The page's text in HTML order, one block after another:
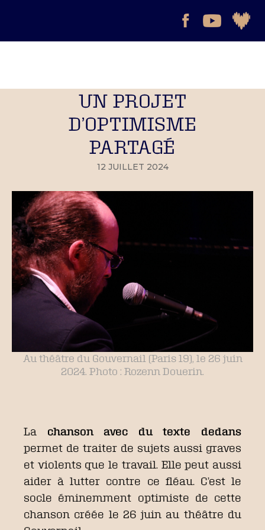
UN PROJET
D’OPTIMISME
PARTAGÉ
12 JUILLET 2024
Au théâtre du Gouvernail (Paris 19), le 26 juin
2024. Photo : Rozenn Douerin.
La chanson avec du texte dedans
permet de traiter de sujets aussi graves
et violents que le travail. Elle peut aussi
aider à lutter contre ce fléau. C’est le
socle éminemment optimiste de cette
chanson créée le 26 juin au théâtre du